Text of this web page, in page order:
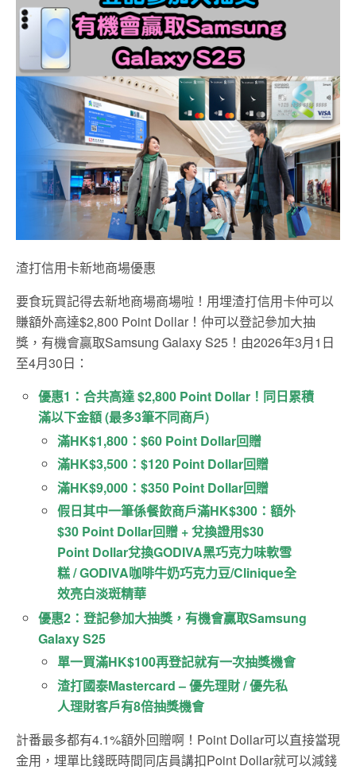
渣打信用卡新地商場優惠
要食玩買記得去新地商場商場啦！用埋渣打信用卡仲可以
賺額外高達$2,800 Point Dollar！仲可以登記參加大抽
獎，有機會贏取Samsung Galaxy S25！由2026年3月1日
至4月30日：
優惠1：合共高達 $2,800 Point Dollar！同日累積
滿以下金額 (最多3筆不同商戶)
滿HK$1,800：$60 Point Dollar回贈
滿HK$3,500：$120 Point Dollar回贈
滿HK$9,000：$350 Point Dollar回贈
假日其中一筆係餐飲商戶滿HK$300：額外
$30 Point Dollar回贈 + 兌換證用$30
Point Dollar兌換GODIVA黑巧克力味軟雪
糕 / GODIVA咖啡牛奶巧克力豆/Clinique全
效亮白淡斑精華
優惠2：登記參加大抽獎，有機會贏取Samsung
Galaxy S25
單一買滿HK$100再登記就有一次抽獎機會
渣打國泰Mastercard – 優先理財 / 優先私
人理財客戶有8倍抽獎機會
計番最多都有4.1%額外回贈啊！Point Dollar可以直接當現
金用，埋單比錢既時間同店員講扣Point Dollar就可以減錢